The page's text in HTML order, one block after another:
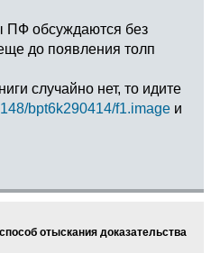
ПФ обсуждаются без
до появления толп
случайно нет, то идите
bpt6k290414/f1.image и
отыскания доказательства